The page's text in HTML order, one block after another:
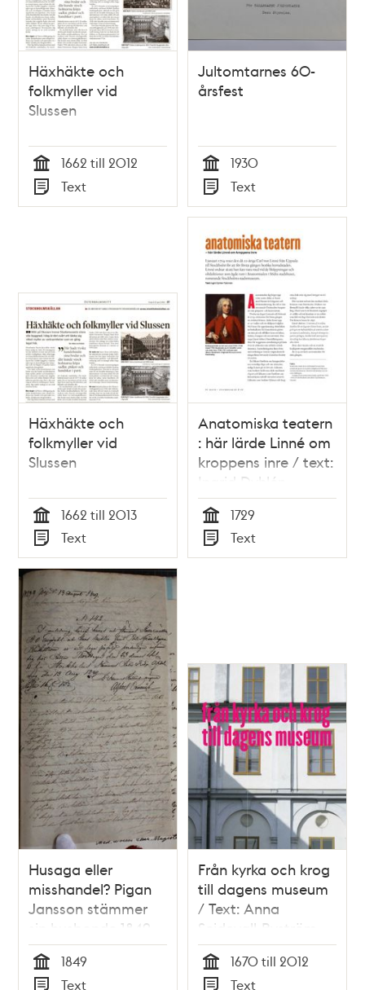
Häxhäkte och
folkmyller vid
Slussen
Tid
1662 till 2012
Typ
Text
Jultomtarnes 60-
årsfest
Tid
1930
Typ
Text
Häxhäkte och
folkmyller vid
Slussen
Tid
1662 till 2013
Typ
Text
Anatomiska teatern
: här lärde Linné om
kroppens inre / text:
Ingrid Dyhlén-
Täckman
Tid
1729
Typ
Text
Husaga eller
misshandel? Pigan
Jansson stämmer
sin husbonde 1849
Tid
1849
Text
Från kyrka och krog
till dagens museum
/ Text: Anna
Seidevall-Byström
Tid
1670 till 2012
Text